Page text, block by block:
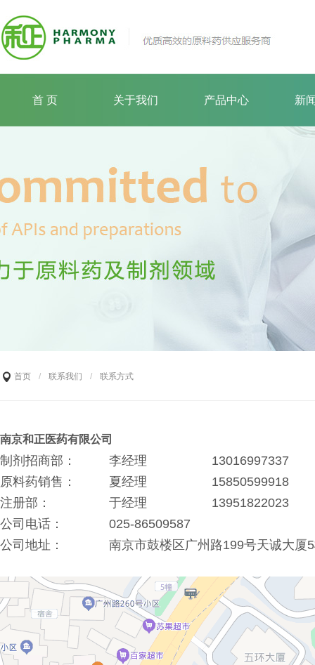
首 页 关于我们 产品中心 新
首页 / 联系我们 / 联系方式
南京和正医药有限公司
制剂招商部： 李经理
13016997337
原料药销售：
夏经理
15850599918
注册部：
于经理
13951822023
公司电话：
025-86509587
公司地址：
南京市鼓楼区广州路199号天诚大厦